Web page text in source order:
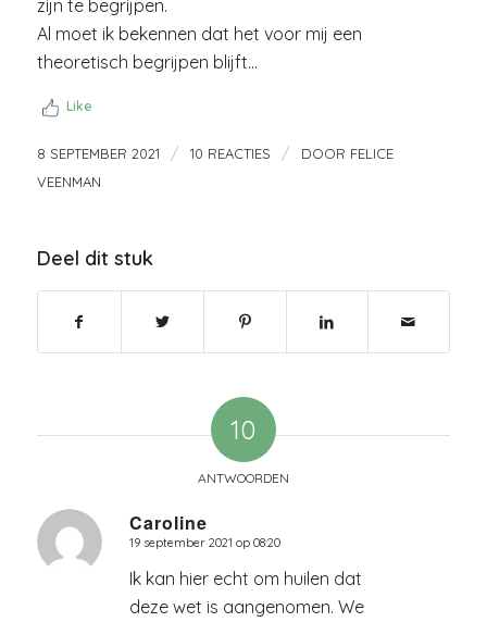
zijn te begrijpen.
Al moet ik bekennen dat het voor mij een
theoretisch begrijpen blijft…
Like
8 SEPTEMBER 2021 / 10 REACTIES / DOOR FELICE
VEENMAN
Deel dit stuk
10
ANTWOORDEN
Caroline
zegt:
19 september 2021 op 08:20
Ik kan hier echt om huilen dat
deze wet is aangenomen. We